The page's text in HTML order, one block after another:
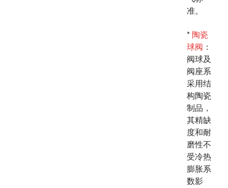
准。
* 陶瓷
球阀 ：
阀球及
阀座系
采用结
构陶瓷
制品，
其精缺
度和耐
磨性不
受冷热
膨胀系
数影